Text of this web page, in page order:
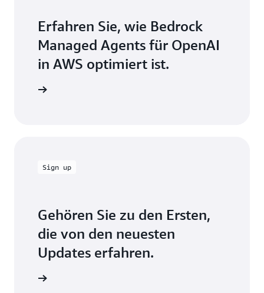
Erfahren Sie, wie Bedrock
Managed Agents für OpenAI
in AWS optimiert ist.
Sign up
Gehören Sie zu den Ersten,
die von den neuesten
Updates erfahren.